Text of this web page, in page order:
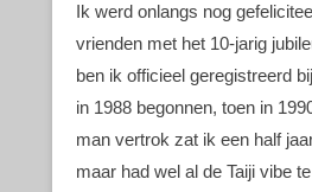
Ik werd onlangs nog
vrienden met het 10-jarig
ben ik officieel geregistreerd
in 1988 begonnen, toen in
man vertrok zat ik een half
maar had wel al de Taiji vibe